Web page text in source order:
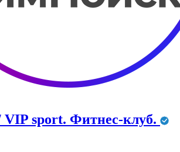
sport. Фитнес-клуб.